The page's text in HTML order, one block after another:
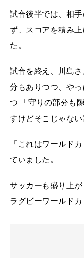
試合後半では、相
ず、スコアを積み
た。
試合を終え、川島
分もありつつ、や
つ 「守りの部分も
すけどそこじゃな
「これはワールド
ていました。
サッカーも盛り上
ラグビーワールドカ